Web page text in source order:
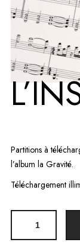
Partitions à
l’album la Gravité.
Téléchargement
de
L'Instant